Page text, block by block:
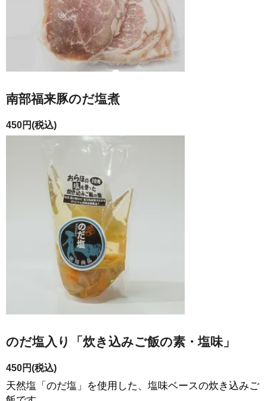
南部福来豚のだ塩煮
450円(税込)
のだ塩入り「炊き込みご飯の素・塩味」
450円(税込)
天然塩「のだ塩」を使用した、塩味ベースの炊き込みご